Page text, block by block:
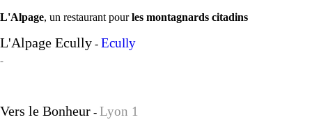
L'Alpage, un restaurant pourles montagnards citadins
L'Alpage Ecully - Ecully
-
Vers le Bonheur - Lyon 1